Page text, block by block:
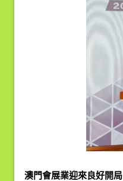
澳門會展業迎來良好開局